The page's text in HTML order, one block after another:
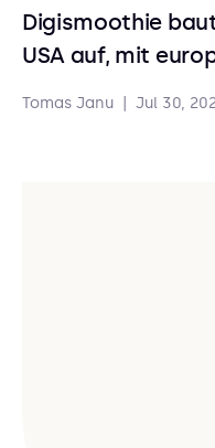
Digismoothie
USA auf, mit
Tomas Janu Jul 30,